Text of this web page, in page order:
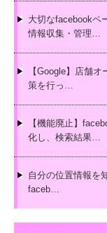
大切なfacebookペ
情報収集・管理…
【Google】店舗
策を行っ…
【機能廃止】
化し、検索結果…
自分の位置情報を
faceb…